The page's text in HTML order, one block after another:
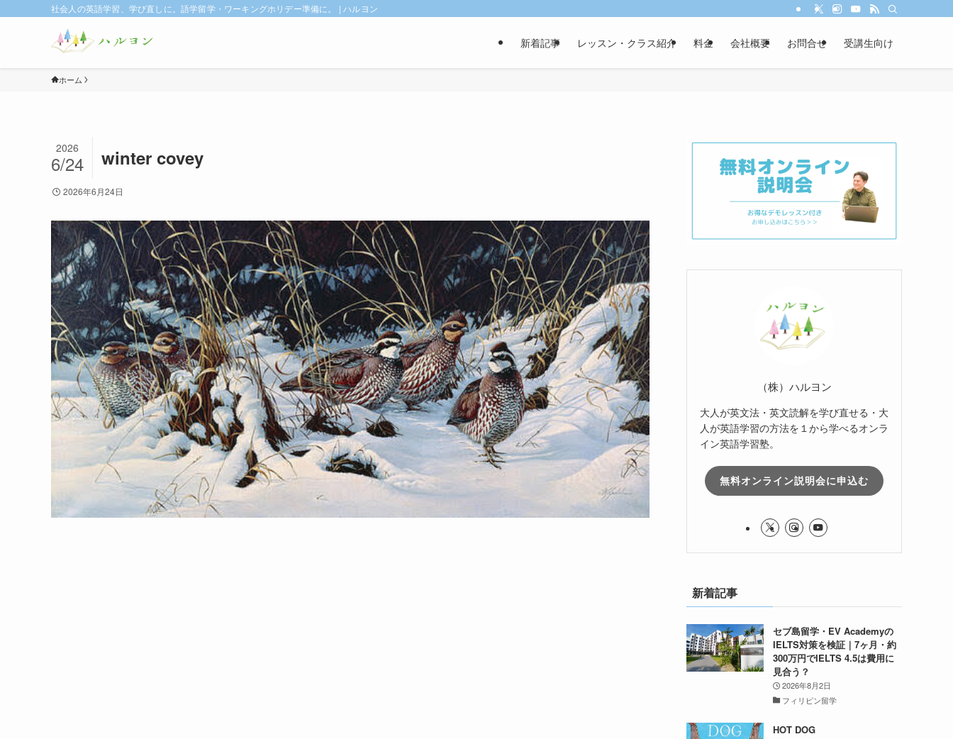
社会人の英語学習、学び直しに。語学留学・ワーキングホリデー準備に。 | ハルヨン
新着記事 レッスン・クラス紹介 料金 会社概要 お問合せ 受講生向け
ホーム
winter covey
2026
6/24
2026年6月24日
（株）ハルヨン
大人が英文法・英文読解を学び直せる・大
人が英語学習の方法を１から学べるオンラ
イン英語学習塾。
無料オンライン説明会に申込む
新着記事
セブ島留学・EV Academyの
IELTS対策を検証｜7ヶ月・約
300万円でIELTS 4.5は費用に
見合う？
2026年8月2日
フィリピン留学
HOT DOG